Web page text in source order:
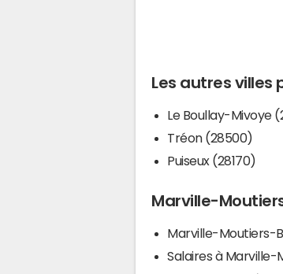
Les autres villes
Le Boullay-Mivoye
Tréon (28500)
Puiseux (28170)
Marville-
Marville-Moutiers-
Salaires à Marville-